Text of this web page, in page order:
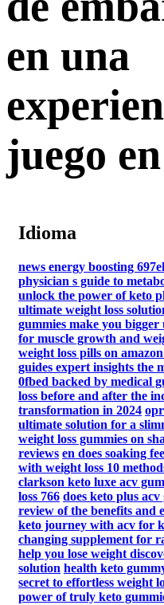
en una
juego
Idioma
news energy boosting
physician s guide to
unlock the power of keto
ultimate weight loss
gummies make you
for muscle growth and
weight loss pills on
guides expert insights the
0fbed backed by medical
loss before and after the
transformation in 2024
ultimate solution for a
weight loss gummies on
reviews en does soaking
with weight loss 10
clarkson keto luxe acv
loss 766 does keto plus
review of the benefits and
keto journey with acv for
changing supplement for
help you lose weight
solution health keto
secret to effortless weight
power of truly keto